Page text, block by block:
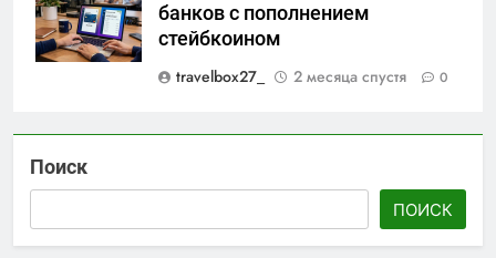
банков с пополнением
стейбкоином
travelbox27_
2 месяца спустя 0
Поиск
ПОИСК